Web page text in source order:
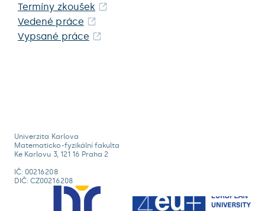
Termíny zkoušek
Vedené práce
Vypsané práce
Univerzita Karlova
Matematicko-fyzikální fakulta
Ke Karlovu 3, 121 16 Praha 2
IČ: 00216208
DIČ: CZ00216208